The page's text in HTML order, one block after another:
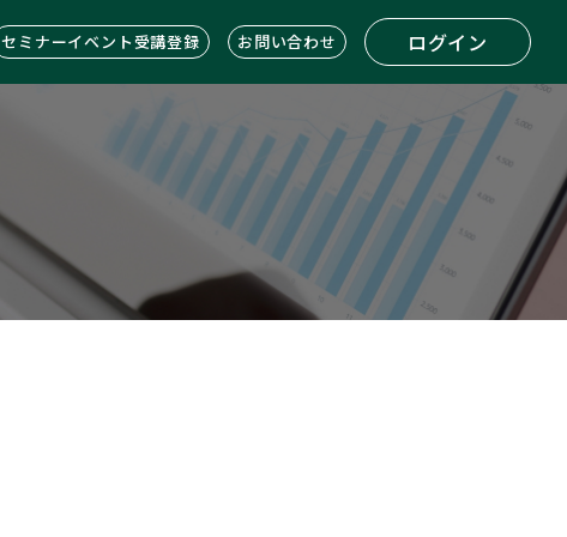
セミナーイベント受講登録 お問い合わせ ログイン